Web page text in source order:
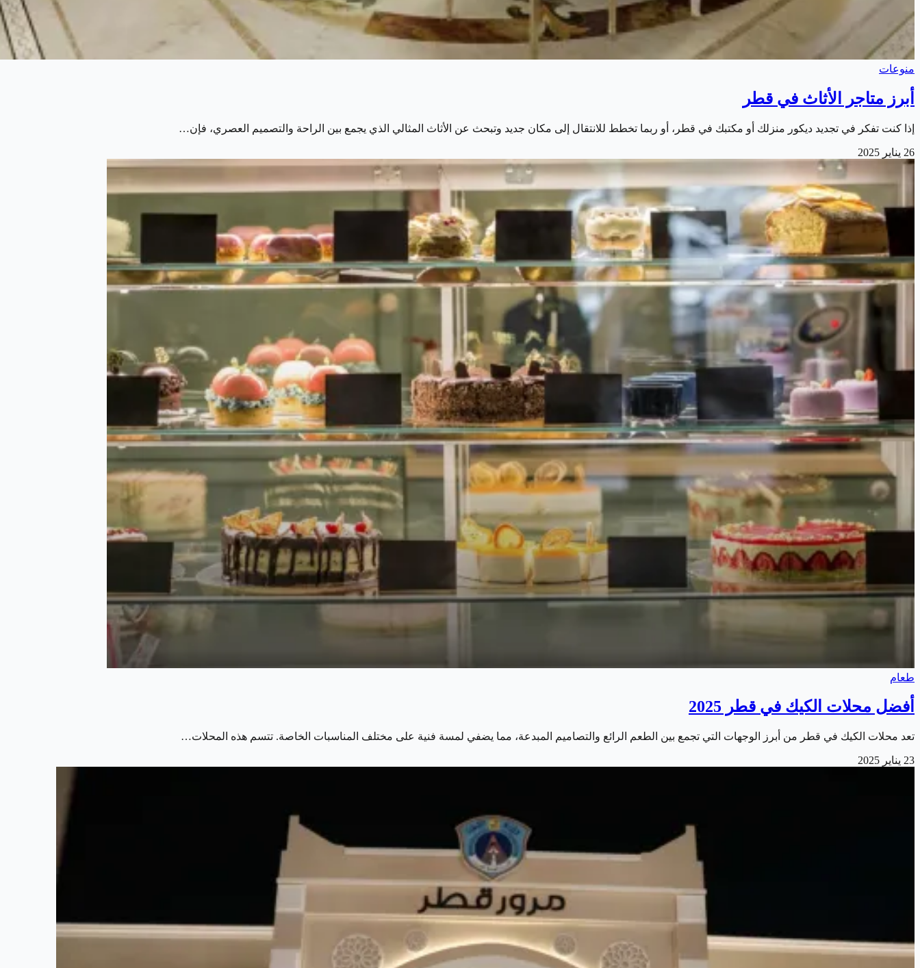
منوعات
أبرز متاجر الأثاث في قطر
إذا كنت تفكر في تجديد ديكور منزلك أو مكتبك في قطر، أو ربما تخطط للانتقال إلى مكان جديد وتبحث عن الأثاث المثالي الذي يجمع بين الراحة والتصميم العصري، فإن…
26 يناير 2025
طعام
أفضل محلات الكيك في قطر 2025
تعد محلات الكيك في قطر من أبرز الوجهات التي تجمع بين الطعم الرائع والتصاميم المبدعة، مما يضفي لمسة فنية على مختلف المناسبات الخاصة. تتسم هذه المحلات…
23 يناير 2025